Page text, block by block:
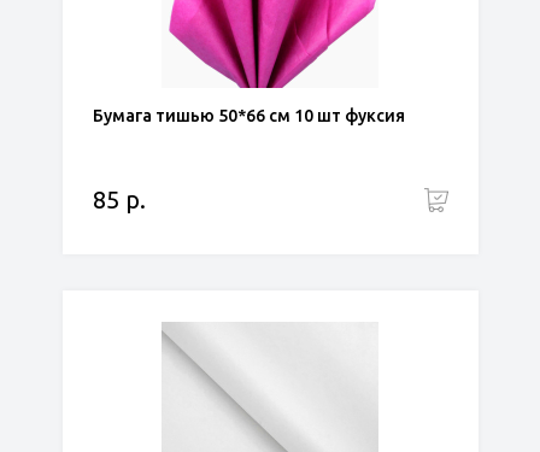
Бумага тишью 50*66 см 10 шт фуксия
85 р.